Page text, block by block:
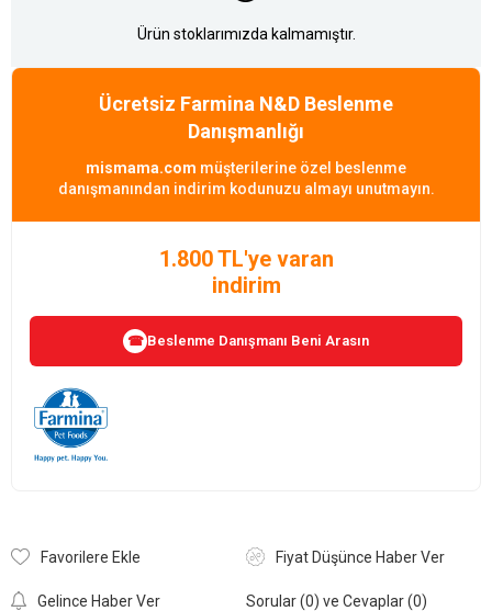
Ürün stoklarımızda kalmamıştır.
Ücretsiz Farmina N&D Beslenme
Danışmanlığı
mismama.com müşterilerine özel beslenme
danışmanından indirim kodunuzu almayı unutmayın.
1.800 TL'ye varan
indirim
☎ Beslenme Danışmanı Beni Arasın
Favorilere Ekle Fiyat Düşünce Haber Ver
Gelince Haber Ver Sorular (0) ve Cevaplar (0)